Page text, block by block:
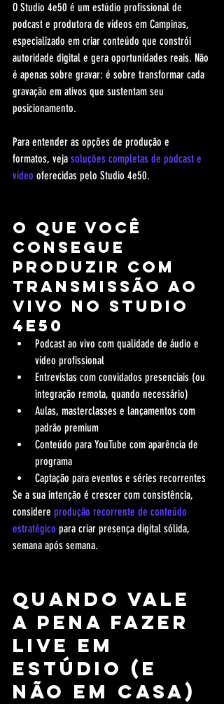
O Studio 4e50 é um estúdio profissional de
podcast e produtora de vídeos em Campinas,
especializado em criar conteúdo que constrói
autoridade digital e gera oportunidades reais. Não
é apenas sobre gravar: é sobre transformar cada
gravação em ativos que sustentam seu
posicionamento.
Para entender as opções de produção e
formatos, veja soluções completas de podcast e
vídeo oferecidas pelo Studio 4e50.
O que você
consegue
produzir com
transmissão ao
vivo no Studio
4e50
Podcast ao vivo com qualidade de áudio e
vídeo profissional
Entrevistas com convidados presenciais (ou
integração remota, quando necessário)
Aulas, masterclasses e lançamentos com
padrão premium
Conteúdo para YouTube com aparência de
programa
Captação para eventos e séries recorrentes
Se a sua intenção é crescer com consistência,
considere produção recorrente de conteúdo
estratégico para criar presença digital sólida,
semana após semana.
Quando vale
a pena fazer
live em
estúdio (e
não em casa)